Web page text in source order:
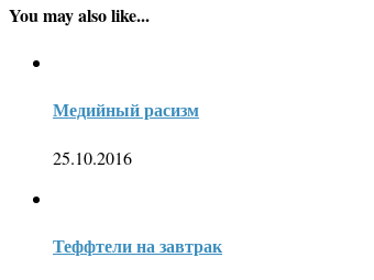
You may also like...
Медийный расизм
25.10.2016
Теффтели на завтрак